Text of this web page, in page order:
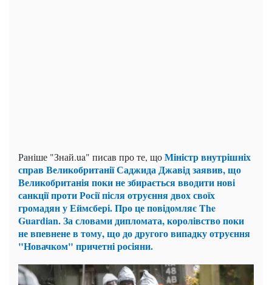
Раніше "Знай.ua" писав про те, щоМіністр внутрішніх
справ Великобританії Саджида Джавід заявив, що
Великобританія поки не збирається вводити нові
санкції проти Росії після отруєння двох своїх
громадян у Еймсбері. Про це повідомляє The
Guardian. За словами дипломата, королівство поки
не впевнене в тому, що до другого випадку отруєння
"Новачком" причетні росіяни.